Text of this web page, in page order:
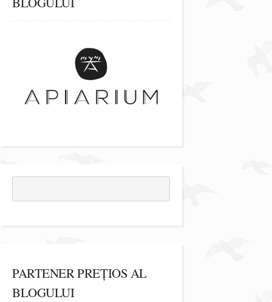
PARTENER PREȚIOS AL
BLOGULUI